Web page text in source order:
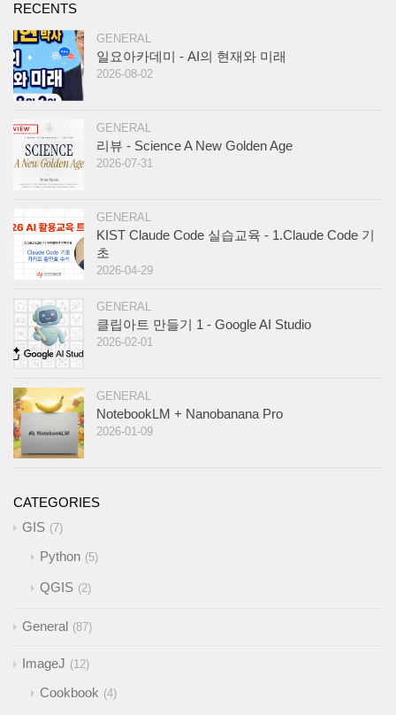
RECENTS
GENERAL
일요아카데미 - AI의 현재와 미래
2026-08-02
GENERAL
리뷰 - Science A New Golden Age
2026-07-31
GENERAL
KIST Claude Code 실습교육 - 1.Claude Code 기
초
2026-04-29
GENERAL
클립아트 만들기 1 - Google AI Studio
2026-02-01
GENERAL
NotebookLM + Nanobanana Pro
2026-01-09
CATEGORIES
GIS 7
Python 5
QGIS 2
General 87
ImageJ 12
Cookbook 4